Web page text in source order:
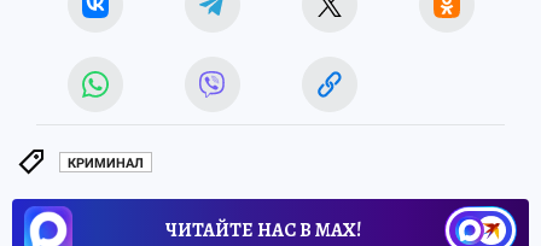
КРИМИНАЛ
ЧИТАЙТЕ НАС В МАХ!